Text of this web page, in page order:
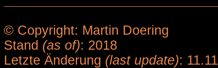
© Copyright: Martin Doering
Stand (as of): 2018
Letzte Änderung (last update):